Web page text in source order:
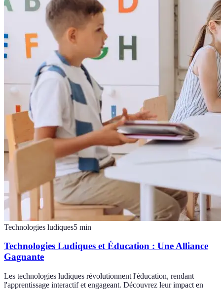
Technologies ludiques5 min
Technologies Ludiques et Éducation : Une Alliance
Gagnante
Les technologies ludiques révolutionnent l'éducation, rendant
l'apprentissage interactif et engageant. Découvrez leur impact en